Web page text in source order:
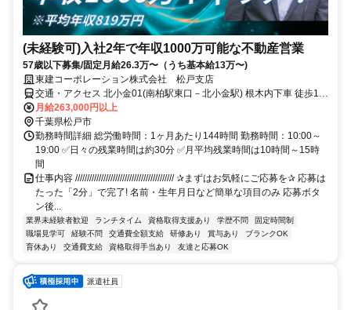
(未経験可)入社2年で年収1000万可能な不動産営業
57歳以下募集/固定月給26.3万〜（うち基本給13万〜)
東建コーポレーション株式会社 松戸支店
交通・アクセス 北小金01(南柏駅東口－北小金駅) 根木内下車 徒歩1
分、北小金01(南柏駅東口－北小金駅) 小金きよしケ丘下車 徒歩4分
月給263,000円以上
千葉県松戸市
勤務時間詳細 総労働時間：1ヶ月あたり144時間 勤務時間：10:00～
19:00 ✅日々の残業時間は約30分 ✅月平均残業時間は10時間～15時
間
仕事内容 ////////////////////////////////////////// ✰まずはお気軽にご応募を✰ 応募は
たった「2分」で完了! 名前・生年月日など簡単な項目のみ 応募ボタ
ン後...
業界未経験者歓迎 ランチタイム 資格取得支援あり 学歴不問
固定時間制
職場見学可
経験不問 交通費全額支給 研修あり 賞与あり
ブランクOK
育休あり
交通費支給 資格取得手当あり 友達と応募OK
派遣社員